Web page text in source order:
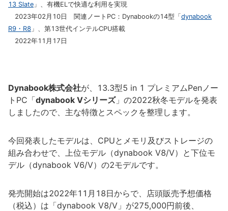
13 Slate 」、有機ELで快適な利用を実現
2023年02月10日 関連ノートPC：Dynabookの14型「 dynabook
R9・R8 」、第13世代インテルCPU搭載
2022年11月17日
Dynabook株式会社が、13.3型5 in 1 プレミアムPenノー
トPC「dynabook Vシリーズ」の2022秋冬モデルを発表
しましたので、主な特徴とスペックを整理します。
今回発表したモデルは、CPUとメモリ及びストレージの
組み合わせで、上位モデル（dynabook V8/V）と下位モ
デル（dynabook V6/V）の2モデルです。
発売開始は2022年11月18日からで、店頭販売予想価格
（税込）は「dynabook V8/V」が275,000円前後、